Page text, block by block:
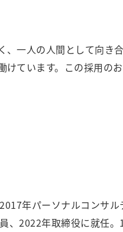
、一人の人間として向き
ています。この採用の
年パーソナルコンサル
、2022年取締役に就任。